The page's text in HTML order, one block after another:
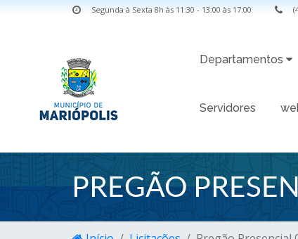
Segunda à Sexta 8h às 11:30 - 13:00 às 17:00
Departamentos
Servidores
PREGÃO